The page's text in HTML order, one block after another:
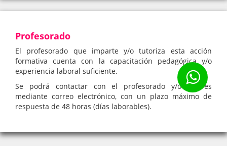
Profesorado
El profesorado que imparte y/o tutoriza esta acción
formativa cuenta con la capacitación pedagógica y/o
experiencia laboral suficiente.
Se podrá contactar con el profesorado y/o tutores
mediante correo electrónico, con un plazo máximo de
respuesta de 48 horas (días laborables).